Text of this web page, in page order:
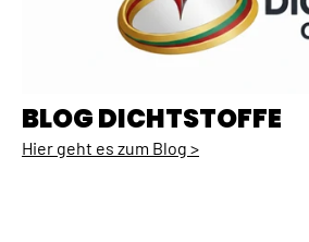
BLOG DICHTSTOFFE
Hier geht es zum Blog >